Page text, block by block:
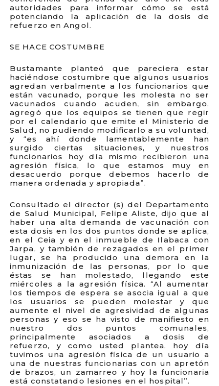
autoridades para informar cómo se está
potenciando la aplicación de la dosis de
refuerzo en Angol.
SE HACE COSTUMBRE
Bustamante planteó que pareciera estar
haciéndose costumbre que algunos usuarios
agredan verbalmente a los funcionarios que
están vacunado, porque les molesta no ser
vacunados cuando acuden, sin embargo,
agregó que los equipos se tienen que regir
por el calendario que emite el Ministerio de
Salud, no pudiendo modificarlo a su voluntad,
y “es ahí donde lamentablemente han
surgido ciertas situaciones, y nuestros
funcionarios hoy día mismo recibieron una
agresión física, lo que estamos muy en
desacuerdo porque debemos hacerlo de
manera ordenada y apropiada”.
Consultado el director (s) del Departamento
de Salud Municipal, Felipe Aliste, dijo que al
haber una alta demanda de vacunación con
esta dosis en los dos puntos donde se aplica,
en el Ceia y en el inmueble de Ilabaca con
Jarpa, y también de rezagados en el primer
lugar, se ha producido una demora en la
inmunización de las personas, por lo que
éstas se han molestado, llegando este
miércoles a la agresión física. “Al aumentar
los tiempos de espera se asocia igual a que
los usuarios se pueden molestar y que
aumente el nivel de agresividad de algunas
personas y eso se ha visto de manifiesto en
nuestro dos puntos comunales,
principalmente asociados a dosis de
refuerzo, y como usted plantea, hoy día
tuvimos una agresión física de un usuario a
una de nuestras funcionarias con un apretón
de brazos, un zamarreo y hoy la funcionaria
está constatando lesiones en el hospital”.